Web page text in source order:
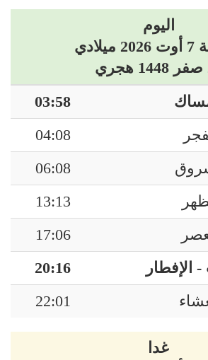
اليوم
03:58
04:08
06:08
13:13
17:06
الإفطار
20:16
22:01
غدا